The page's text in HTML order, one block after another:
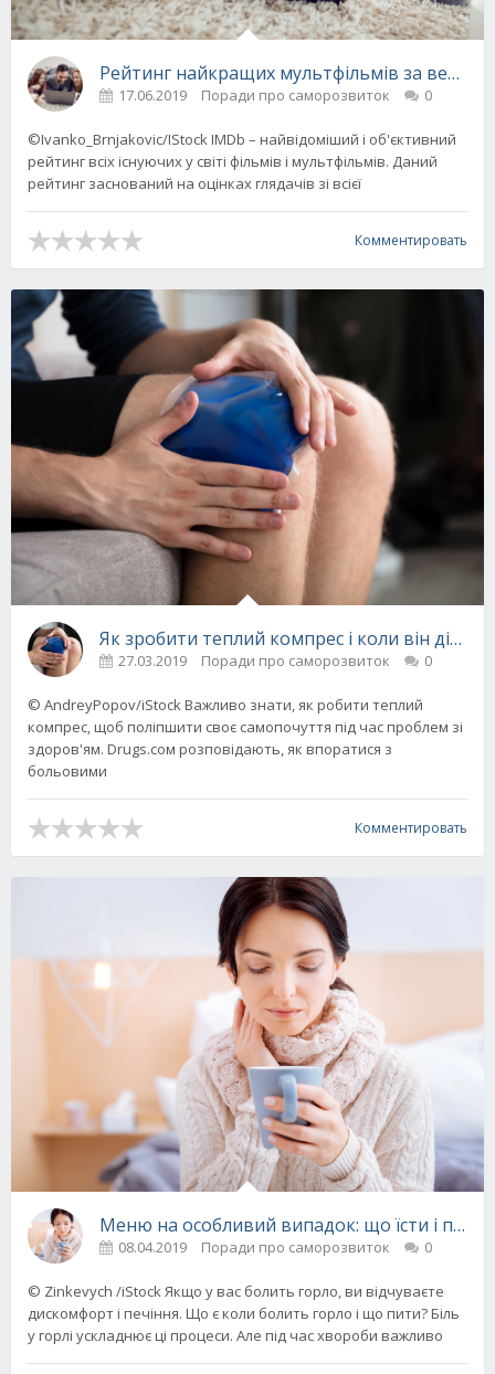
Рейтинг найкращих мультфільмів за
17.06.2019 Поради про саморозвиток 0
©Ivanko_Brnjakovic/IStock IMDb – найвідоміший і об'єктивний
рейтинг всіх існуючих у світі фільмів і мультфільмів. Даний
рейтинг заснований на оцінках глядачів зі всієї
Комментировать
Як зробити теплий компрес і коли він
27.03.2019 Поради про саморозвиток 0
© AndreyPopov/iStock Важливо знати, як робити теплий
компрес, щоб поліпшити своє самопочуття під час проблем зі
здоров'ям. Drugs.сом розповідають, як впоратися з
больовими
Комментировать
Меню на особливий випадок: що їсти і
08.04.2019 Поради про саморозвиток 0
© Zinkevych /iStock Якщо у вас болить горло, ви відчуваєте
дискомфорт і печіння. Що є коли болить горло і що пити? Біль
у горлі ускладнює ці процеси. Але під час хвороби важливо